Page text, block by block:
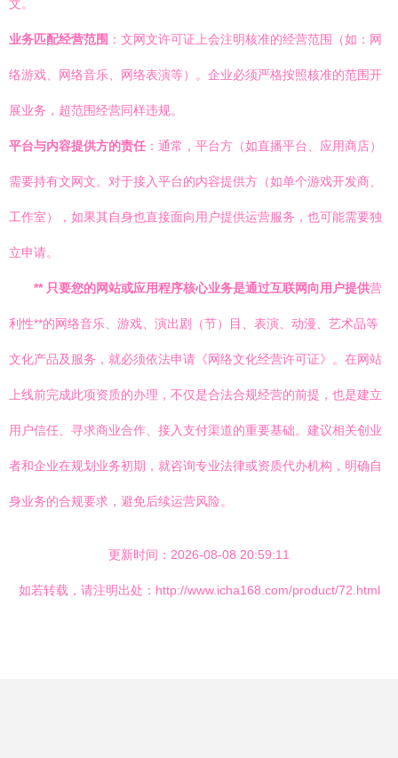
文。
业务匹配经营范围 ：文网文许可证上会注明核准的经营范围（如：网
络游戏、网络音乐、网络表演等）。企业必须严格按照核准的范围开
展业务，超范围经营同样违规。
平台与内容提供方的责任 ：通常，平台方（如直播平台、应用商店）
需要持有文网文。对于接入平台的内容提供方（如单个游戏开发商、
工作室），如果其自身也直接面向用户提供运营服务，也可能需要独
立申请。
** 只要您的网站或应用程序核心业务是通过互联网向用户提供营
利性**的网络音乐、游戏、演出剧（节）目、表演、动漫、艺术品等
文化产品及服务，就必须依法申请《网络文化经营许可证》。在网站
上线前完成此项资质的办理，不仅是合法合规经营的前提，也是建立
用户信任、寻求商业合作、接入支付渠道的重要基础。建议相关创业
者和企业在规划业务初期，就咨询专业法律或资质代办机构，明确自
身业务的合规要求，避免后续运营风险。
更新时间：2026-08-08 20:59:11
如若转载，请注明出处：http://www.icha168.com/product/72.html